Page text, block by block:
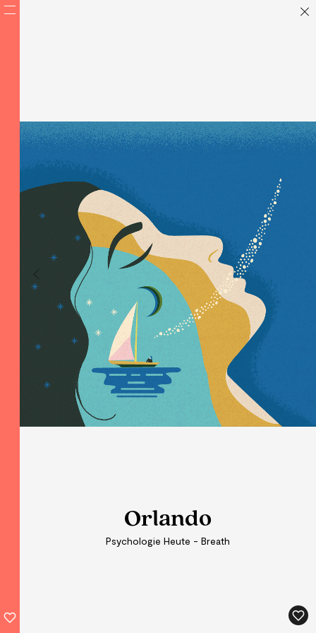
Orlando
Psychologie Heute - Breath
Orlando
Psychologie Heute - Breath